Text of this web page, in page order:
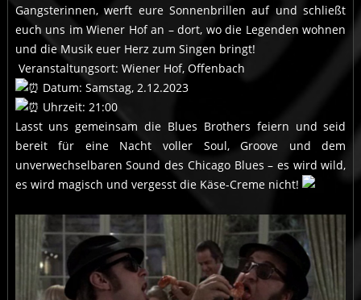
Gangsterinnen, werft eure Sonnenbrillen auf und schließt
euch uns im Wiener Hof an – dort, wo die Legenden wohnen
und die Musik euer Herz zum Singen bringt!
Veranstaltungsort: Wiener Hof, Offenbach
Datum: Samstag, 2.12.2023
Uhrzeit: 21:00
Lasst uns gemeinsam die Blues Brothers feiern und seid
bereit für eine Nacht voller Soul, Groove und dem
unverwechselbaren Sound des Chicago Blues – es wird wild,
es wird magisch und vergesst die Käse-Creme nicht!